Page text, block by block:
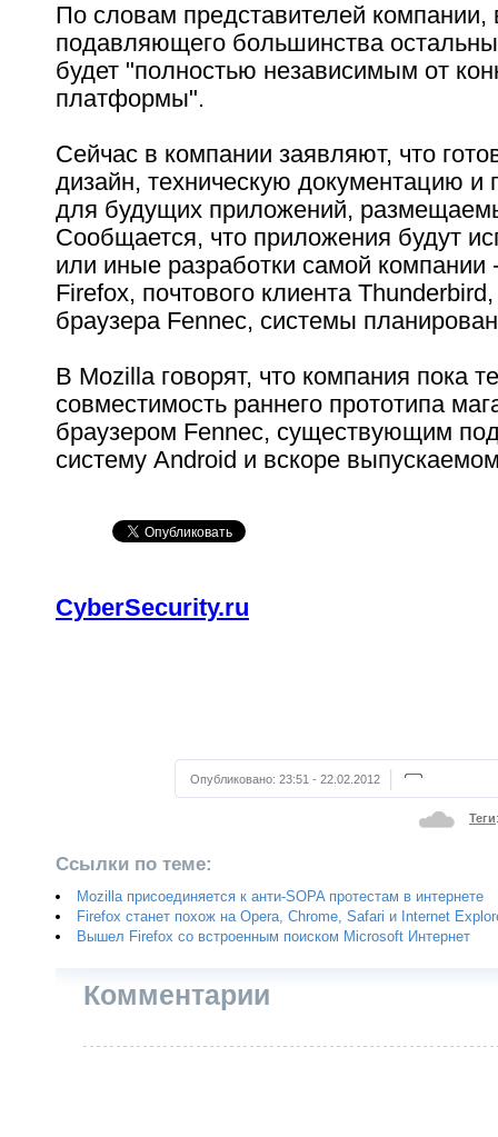
По словам представителей компании,
подавляющего большинства
будет "полностью независимым от
платформы".
Сейчас в компании заявляют, что
дизайн, техническую документацию и
для будущих приложений,
Сообщается, что приложения будут
или иные разработки самой компании
Firefox, почтового клиента
браузера Fennec, системы
В Mozilla говорят, что компания пока
совместимость раннего прототипа
браузером Fennec, существующим
систему Android и вскоре
CyberSecurity.ru
Опубликовано: 23:51 - 22.02.2012
Теги
Ссылки по теме:
Mozilla присоединяется к анти-SOPA протестам в интернете
Firefox станет похож на Opera, Chrome, Safari и Internet
Вышел Firefox со встроенным поиском Microsoft Интернет
Комментарии